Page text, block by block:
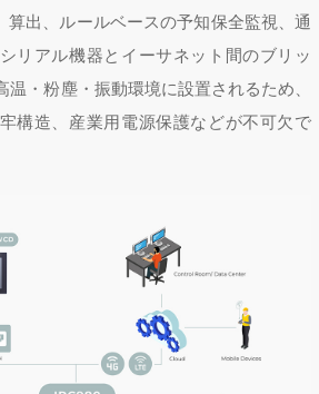
算出、ルールベースの予知保全監視、通
リアル機器とイーサネット間のブリッ
温・粉塵・振動環境に設置されるため、
構造、産業用電源保護などが不可欠で